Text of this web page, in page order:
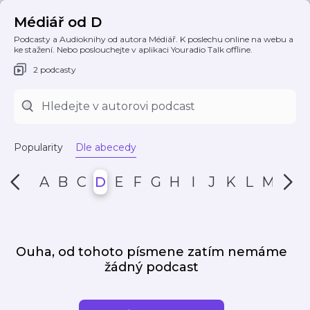
Médiář od D
Podcasty a Audioknihy od autora Médiář. K poslechu online na webu a
ke stažení. Nebo poslouchejte v aplikaci Youradio Talk offline.
2 podcasty
Popularity Dle abecedy
A B C D E F G H I J K L M N
Ouha, od tohoto písmene zatím nemáme
žádný podcast